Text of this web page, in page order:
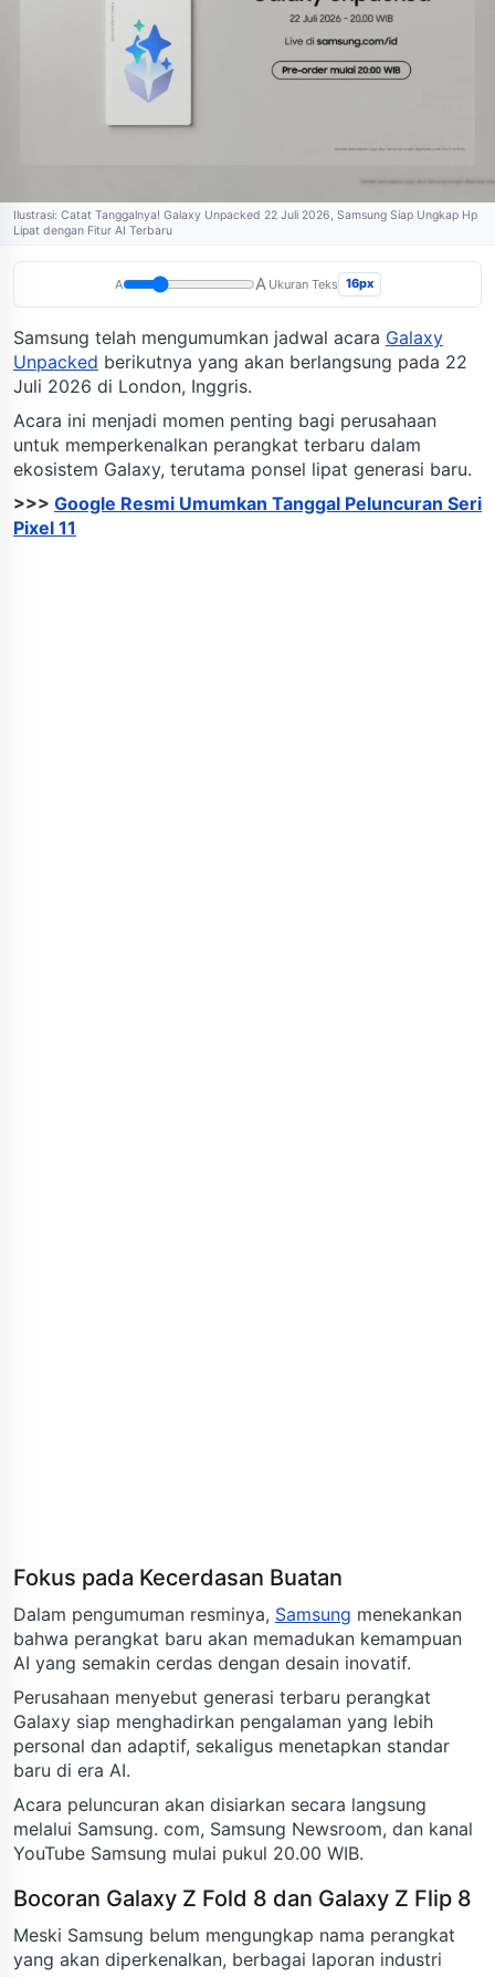
Ilustrasi: Catat Tanggalnya! Galaxy Unpacked 22 Juli 2026, Samsung Siap Ungkap Hp
Lipat dengan Fitur AI Terbaru
A A Ukuran Teks 16px
Samsung telah mengumumkan jadwal acara Galaxy
Unpacked berikutnya yang akan berlangsung pada 22
Juli 2026 di London, Inggris.
Acara ini menjadi momen penting bagi perusahaan
untuk memperkenalkan perangkat terbaru dalam
ekosistem Galaxy, terutama ponsel lipat generasi baru.
>>> Google Resmi Umumkan Tanggal Peluncuran Seri
Pixel 11
Fokus pada Kecerdasan Buatan
Dalam pengumuman resminya, Samsung menekankan
bahwa perangkat baru akan memadukan kemampuan
AI yang semakin cerdas dengan desain inovatif.
Perusahaan menyebut generasi terbaru perangkat
Galaxy siap menghadirkan pengalaman yang lebih
personal dan adaptif, sekaligus menetapkan standar
baru di era AI.
Acara peluncuran akan disiarkan secara langsung
melalui Samsung. com, Samsung Newsroom, dan kanal
YouTube Samsung mulai pukul 20.00 WIB.
Bocoran Galaxy Z Fold 8 dan Galaxy Z Flip 8
Meski Samsung belum mengungkap nama perangkat
yang akan diperkenalkan, berbagai laporan industri